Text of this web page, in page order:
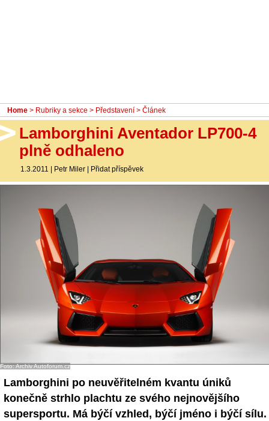
Home > Rubriky a sekce > Představení > Článek
Lamborghini Aventador LP700-4
plně odhaleno
1.3.2011 | Petr Miler | Přidat příspěvek
Foto: Archiv Autoforum.cz
Lamborghini po neuvěřitelném kvantu úniků
konečně strhlo plachtu ze svého nejnovějšího
supersportu. Má býčí vzhled, býčí jméno i býčí sílu.